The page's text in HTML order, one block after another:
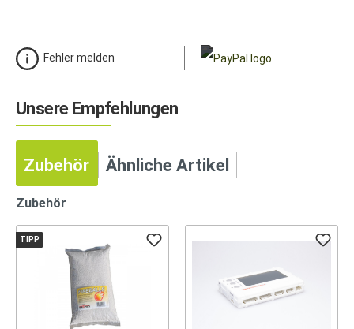
Fehler melden
Unsere Empfehlungen
Zubehör Ähnliche Artikel
Zubehör
TIPP